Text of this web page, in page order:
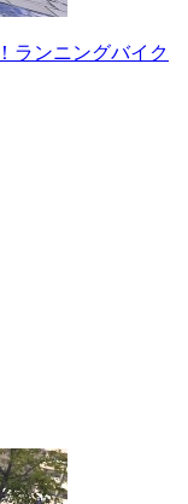
ランニングバイク